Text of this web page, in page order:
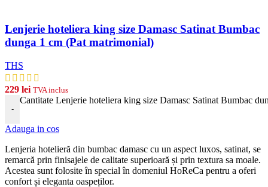
Lenjerie hoteliera king size Damasc Satinat Bumbac
dunga 1 cm (Pat matrimonial)
THS
229 lei TVA inclus
-
Cantitate Lenjerie hoteliera king size Damasc Satinat Bumbac
Adauga in cos
Lenjeria hotelieră din bumbac damasc cu un aspect luxos, satinat, se
remarcă prin finisajele de calitate superioară și prin textura sa moale.
Acestea sunt folosite în special în domeniul HoReCa pentru a oferi
confort și eleganta oaspeților.